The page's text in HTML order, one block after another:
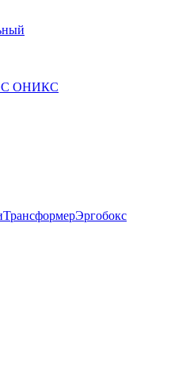
ОНИКС
ТрансформерЭргобокс